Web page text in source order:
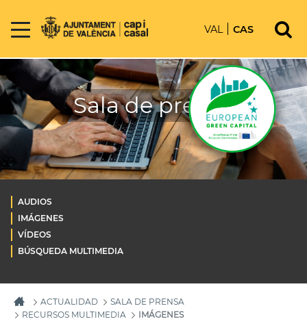
VAL CAS
Sala de prensa
AUDIOS
IMÁGENES
VÍDEOS
BÚSQUEDA MULTIMEDIA
ACTUALIDAD
SALA DE PRENSA
RECURSOS MULTIMEDIA
IMÁGENES